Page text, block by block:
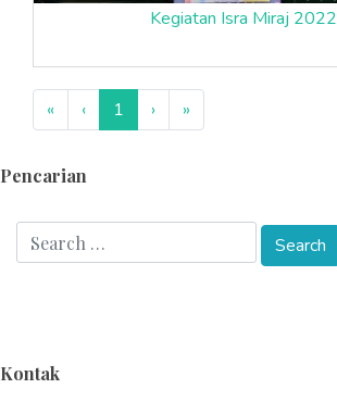
Kegiatan Isra Miraj 2022
« ‹ 1 › »
Pencarian
Kontak